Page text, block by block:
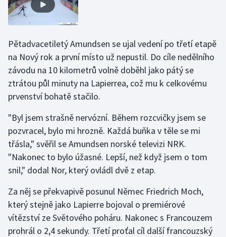
Olympijské hry
Plavání
Plážový volejbal
Ragby
Rychlobruslení
Rychlostní kanoistika
Short track
Sportovní střelba
Stolní tenis
Pětadvacetiletý Amundsen se ujal vedení po třetí etapě
na Nový rok a první místo už nepustil. Do cíle nedělního
závodu na 10 kilometrů volně doběhl jako pátý se
ztrátou půl minuty na Lapierrea, což mu k celkovému
prvenství bohatě stačilo.
"Byl jsem strašně nervózní. Během rozcvičky jsem se
pozvracel, bylo mi hrozně. Každá buňka v těle se mi
třásla," svěřil se Amundsen norské televizi NRK.
"Nakonec to bylo úžasné. Lepší, než když jsem o tom
snil," dodal Nor, který ovládl dvě z etap.
Za něj se překvapivě posunul Němec Friedrich Moch,
který stejně jako Lapierre bojoval o premiérové
vítězství ze Světového poháru. Nakonec s Francouzem
prohrál o 2,4 sekundy. Třetí proťal cíl další francouzský